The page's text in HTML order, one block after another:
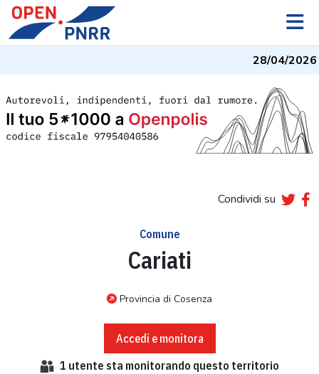
28/04/2026
Condividi su
Comune
Cariati
Provincia di Cosenza
Accedi e monitora
1 utente sta monitorando questo territorio